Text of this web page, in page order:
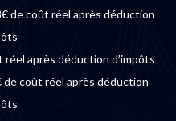
de coût réel après déduction
après déduction d’impôts
de coût réel après déduction